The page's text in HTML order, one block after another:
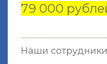
79 000
Наши